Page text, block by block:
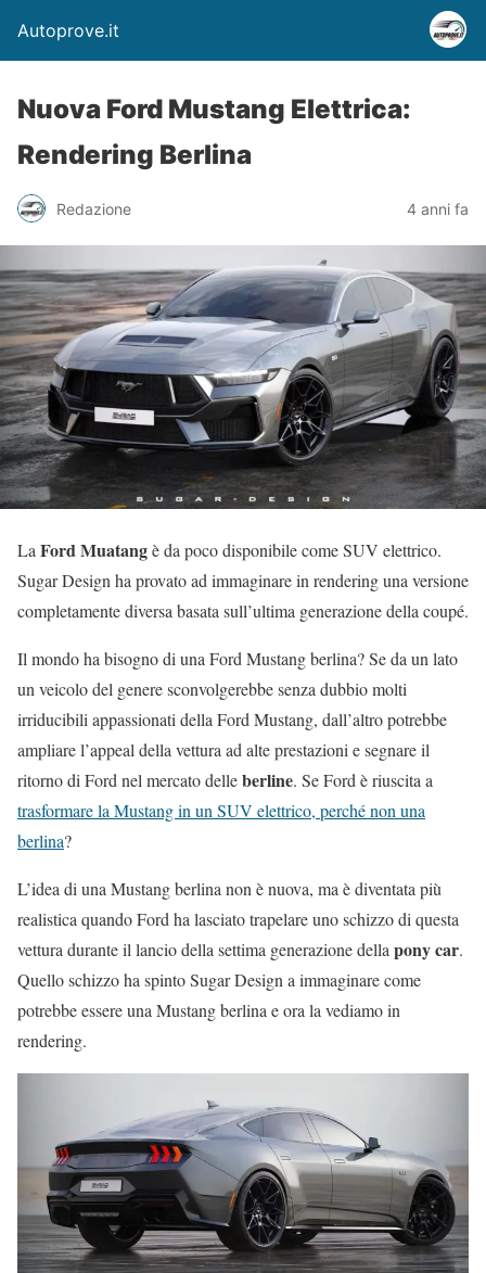
Autoprove.it
Nuova Ford Mustang Elettrica:
Rendering Berlina
Redazione 4 anni fa
La Ford Muatangè da poco disponibile come SUV elettrico.
Sugar Design ha provato ad immaginare in rendering una versione
completamente diversa basata sull’ultima generazione della coupé.
Il mondo ha bisogno di una Ford Mustang berlina? Se da un lato
un veicolo del genere sconvolgerebbe senza dubbio molti
irriducibili appassionati della Ford Mustang, dall’altro potrebbe
ampliare l’appeal della vettura ad alte prestazioni e segnare il
ritorno di Ford nel mercato delleberline. Se Ford è riuscita a
trasformare la Mustang in un SUV elettrico, perché non una
berlina?
L’idea di una Mustang berlina non è nuova, ma è diventata più
realistica quando Ford ha lasciato trapelare uno schizzo di questa
vettura durante il lancio della settima generazione della pony car.
Quello schizzo ha spinto Sugar Design a immaginare come
potrebbe essere una Mustang berlina e ora la vediamo in
rendering.